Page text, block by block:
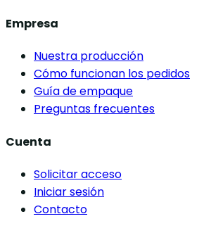
Empresa
Nuestra producción
Cómo funcionan los pedidos
Guía de empaque
Preguntas frecuentes
Cuenta
Solicitar acceso
Iniciar sesión
Contacto